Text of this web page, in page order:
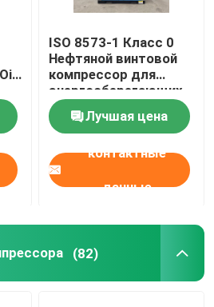
винта
масла свободный
ISO 8573-1 Класс 0
Нефтяной винтовой
компрессор для
энергосберегающих
проектов
Лучшая цена
контактные
данные
(82)